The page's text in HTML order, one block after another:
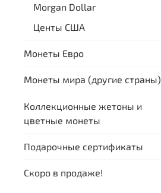
Morgan Dollar
Центы США
Монеты Евро
Монеты мира (другие страны)
Коллекционные жетоны и
цветные монеты
Подарочные сертификаты
Скоро в продаже!